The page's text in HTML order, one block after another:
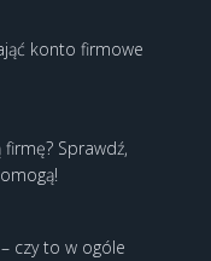
konto firmowe
firmę? Sprawdź,
czy to w ogóle